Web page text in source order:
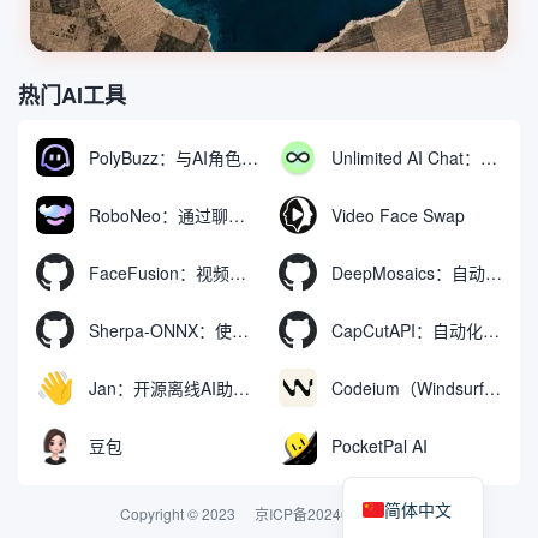
热门AI工具
PolyBuzz：与AI角色互动的免费聊天与角色扮演平台 Unlimited AI Chat：免费无限制的AI聊天工具
RoboNeo：通过聊天生成和编辑视频与图像的AI工具 Video Face Swap
FaceFusion：视频换脸增强工具|语音同步视频嘴型动作 DeepMosaics：自动去除图像和视频中的马赛克，或向其添加马赛克
Sherpa-ONNX：使用ONNXRuntime实现离线语音识别和合成 CapCutAPI：自动化控制CapCut视频剪辑的开源工具
Jan：开源离线AI助手，ChatGPT 替代品，运行本地AI模型或连接云端AI Codeium（Windsurf Editor）：免费的AI代码补全与聊天工具，Windsurf以对话方式编写完整项目代码
豆包 PocketPal AI
Copyright © 2023 京ICP备2024074324号-2简体中文